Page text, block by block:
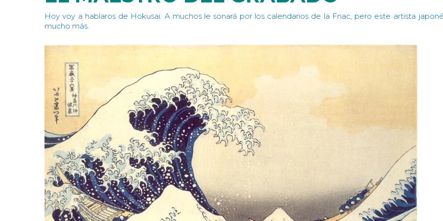
Hoy voy a hablaros de Hokusai. A muchos le sonará por los calendarios de la Fnac, pero este artista
mucho más.